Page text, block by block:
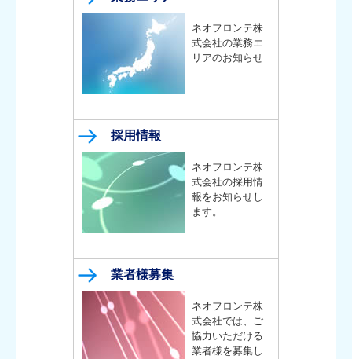
ネオフロンテ株
式会社の業務エ
リアのお知らせ
採用情報
ネオフロンテ株
式会社の採用情
報をお知らせし
ます。
業者様募集
ネオフロンテ株
式会社では、ご
協力いただける
業者様を募集し